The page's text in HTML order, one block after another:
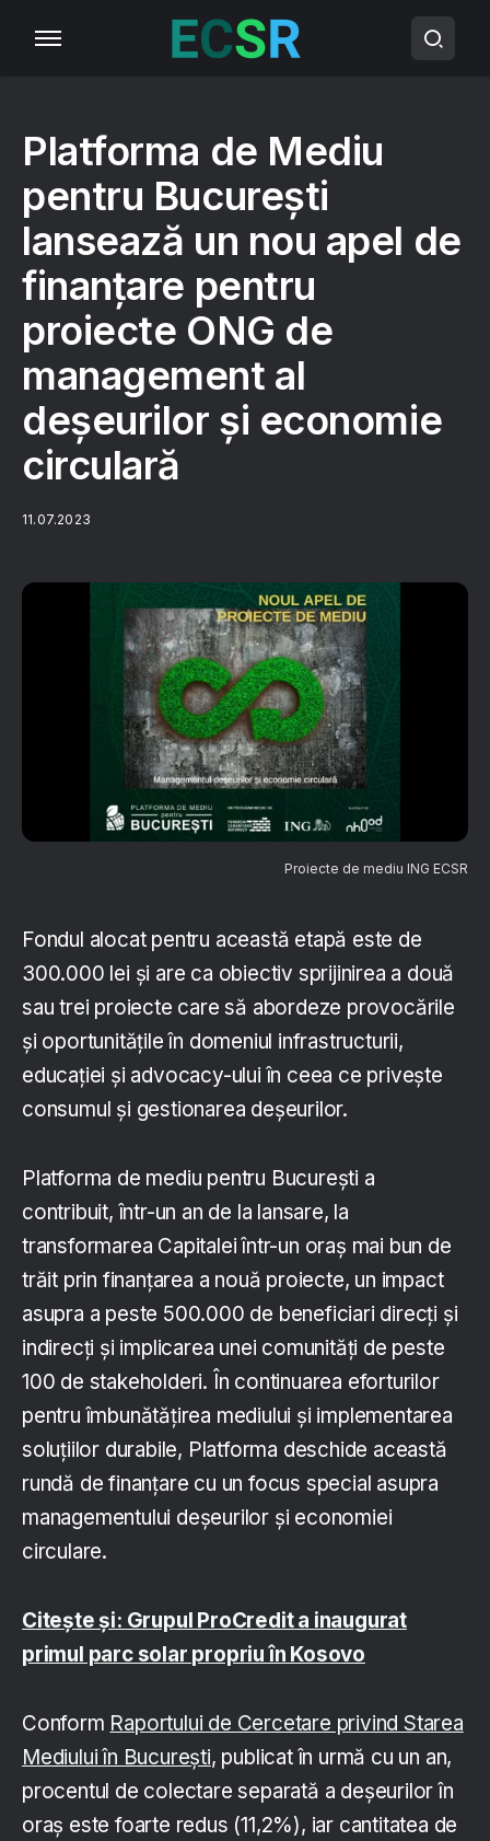
Platforma de Mediu
pentru București
lansează un nou apel de
finanțare pentru
proiecte ONG de
management al
deșeurilor și economie
circulară
11.07.2023
Proiecte de mediu ING ECSR
Fondul alocat pentru această etapă este de
300.000 lei și are ca obiectiv sprijinirea a două
sau trei proiecte care să abordeze provocările
și oportunitățile în domeniul infrastructurii,
educației și advocacy-ului în ceea ce privește
consumul și gestionarea deșeurilor.
Platforma de mediu pentru București a
contribuit, într-un an de la lansare, la
transformarea Capitalei într-un oraș mai bun de
trăit prin finanțarea a nouă proiecte, un impact
asupra a peste 500.000 de beneficiari direcți și
indirecți și implicarea unei comunități de peste
100 de stakeholderi. În continuarea eforturilor
pentru îmbunătățirea mediului și implementarea
soluțiilor durabile, Platforma deschide această
rundă de finanțare cu un focus special asupra
managementului deșeurilor și economiei
circulare.
Citește și: Grupul ProCredit a inaugurat
primul parc solar propriu în Kosovo
Conform Raportului de Cercetare privind Starea
Mediului în București, publicat în urmă cu un an,
procentul de colectare separată a deșeurilor în
oraș este foarte redus (11,2%), iar cantitatea de